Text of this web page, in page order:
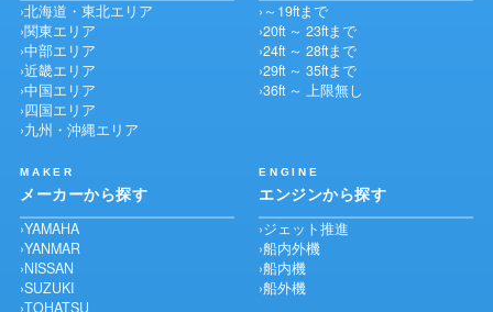
北海道・東北エリア
関東エリア
中部エリア
近畿エリア
中国エリア
四国エリア
九州・沖縄エリア
～19ftまで
20ft ～ 23ftまで
24ft ～ 28ftまで
29ft ～ 35ftまで
36ft ～ 上限無し
MAKER
メーカーから探す
YAMAHA
YANMAR
NISSAN
SUZUKI
TOHATSU
ENGINE
エンジンから探す
ジェット推進
船内外機
船内機
船外機